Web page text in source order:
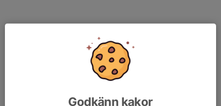
Godkänn kakor